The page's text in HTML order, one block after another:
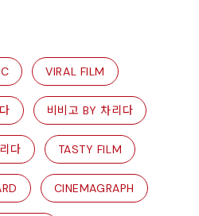
VIRAL FILM
비비고 BY 차리다
다 TASTY FILM
CINEMAGRAPH